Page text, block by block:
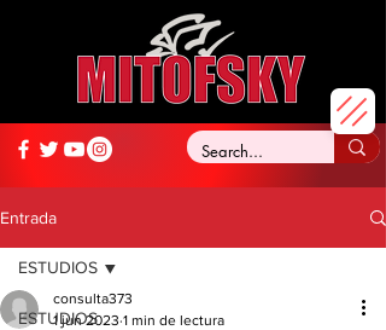
Entrada
ESTUDIOS
ESTUDIOS
consulta373
1 jun 2023 1 min de lectura